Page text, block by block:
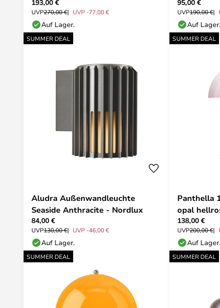
193,00 €
UVP270,00 € UVP -77,00 €
Auf Lager.
95,00 €
UVP190,00 €
Auf Lager.
SUMMER DEAL
Aludra Außenwandleuchte
Seaside Anthracite - Nordlux
84,00 €
UVP130,00 € UVP -46,00 €
Auf Lager.
SUMMER DEAL
Panthella
opal
138,00 €
UVP200,00 €
Auf Lager.
SUMMER DEAL SUMMER DEAL